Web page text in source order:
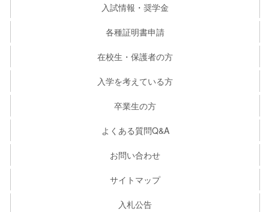
入試情報・奨学金
各種証明書申請
在校生・保護者の方
入学を考えている方
卒業生の方
よくある質問Q&A
お問い合わせ
サイトマップ
入札公告